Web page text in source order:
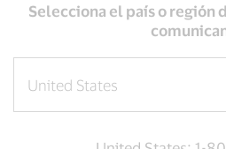
Selecciona el país o región